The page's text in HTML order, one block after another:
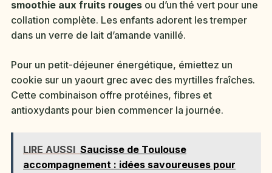
smoothie aux fruits rouges ou d’un thé vert pour une
collation complète. Les enfants adorent les tremper
dans un verre de lait d’amande vanillé.
Pour un petit-déjeuner énergétique, émiettez un
cookie sur un yaourt grec avec des myrtilles fraîches.
Cette combinaison offre protéines, fibres et
antioxydants pour bien commencer la journée.
LIRE AUSSI Saucisse de Toulouse
accompagnement : idées savoureuses pour